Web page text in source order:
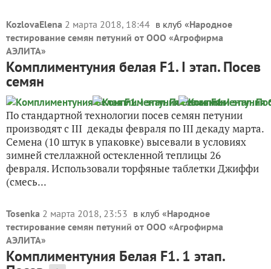
KozlovaElena 2 марта 2018, 18:44 в клуб «Народное
тестирование семян петуний от ООО «Агрофирма
АЭЛИТА»
Комплиментуния белая F1. I этап. Посев
семян
По стандартной технологии посев семян петунии
производят с III декады февраля по III декаду марта.
Семена (10 штук в упаковке) высевали в условиях
зимней стеллажной остекленной теплицы 26
февраля. Использовали торфяные таблетки Джиффи
(смесь...
Tosenka 2 марта 2018, 23:53 в клуб «Народное
тестирование семян петуний от ООО «Агрофирма
АЭЛИТА»
Комплиментуния Белая F1. 1 этап.